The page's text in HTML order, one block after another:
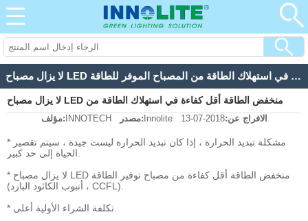
لا يزال مصباح LED منخفض الطاقة أقل كفاءة في استهلاك الطاقة من المصباح الموفر للطاقة
لا يزال مصباح LED منخفض الطاقة أقل كفاءة في استهلاك الطاقة من
المصباح الموفر للطاقة
مؤلف: INNOTECH مصدر: Innolite الافراج عن:2018-07-13
* مشكلة تبديد الحرارة ، إذا كان تبديد الحرارة ليست جيدة ، سيتم تقصير
* لا يزال مصباح LED منخفض الطاقة أقل كفاءة من مصباح توفير الطاقة
(أنبوب الكاثود البارد ، CCFL).